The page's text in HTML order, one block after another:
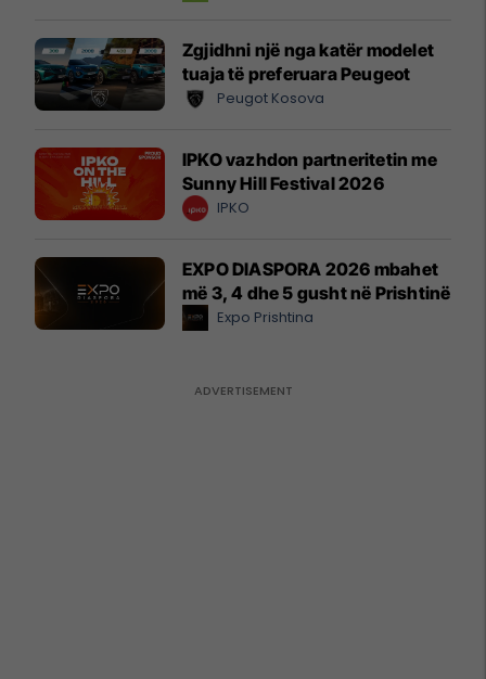
Zgjidhni një nga katër modelet
tuaja të preferuara Peugeot
Peugot Kosova
IPKO vazhdon partneritetin me
Sunny Hill Festival 2026
IPKO
EXPO DIASPORA 2026 mbahet
më 3, 4 dhe 5 gusht në Prishtinë
Expo Prishtina